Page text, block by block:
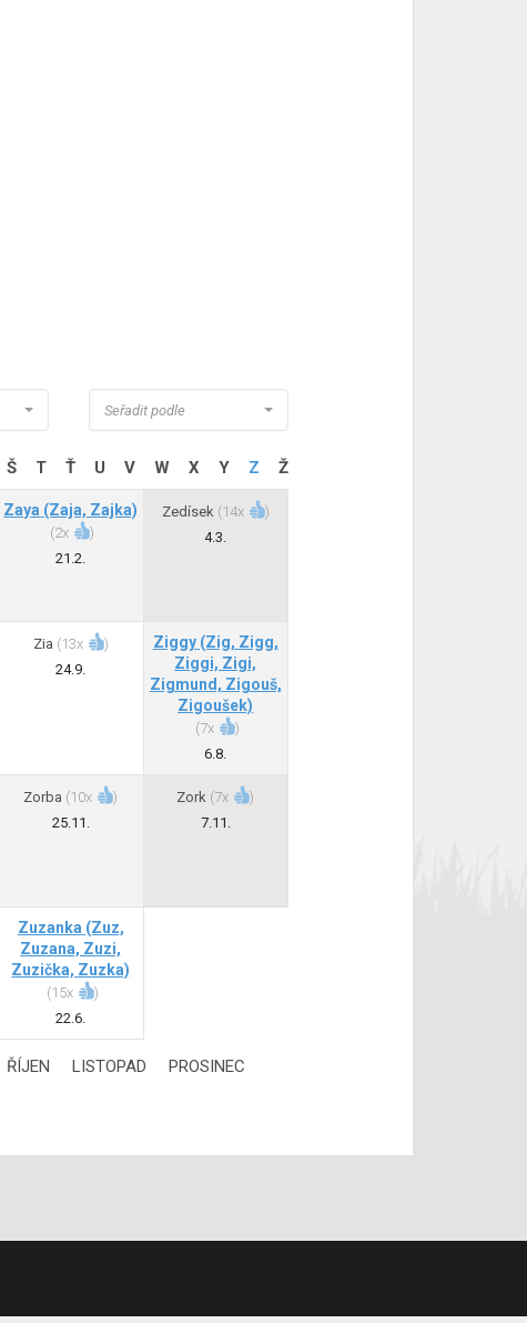
Seřadit podle
Š T Ť U V W X Y Z Ž
Zaya (Zaja, Zajka)
(2x
)
21.2.
Zedísek (14x
)
4.3.
Zia (13x
)
24.9.
Ziggy(Zig, Zigg,
Ziggi, Zigi,
Zigmund, Zigouš,
Zigoušek)
(7x
)
6.8.
Zorba (10x
)
25.11.
Zork (7x
)
7.11.
Zuzanka (Zuz,
Zuzana, Zuzi,
Zuzička, Zuzka)
(15x
)
22.6.
ŘÍJEN LISTOPAD PROSINEC